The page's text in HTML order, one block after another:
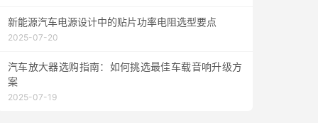
新能源汽车电源设计中的贴片功率电阻选型要点
2025-07-20
汽车放大器选购指南：如何挑选最佳车载音响升级方
案
2025-07-19